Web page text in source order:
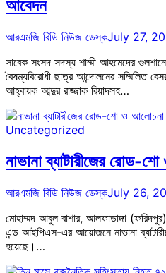
আবেদন
আরএমজি বিডি নিউজ ডেস্কJuly 27,
সাবেক সংসদ সদস্য শাম্মী আহমেদের
বৈষম্যবিরোধী ছাত্র আন্দোলনের সম্মিলিত
আহ্বায়ক আব্দুর রাজ্জাক রিয়াদসহ…
Uncategorized
নাভানা ব্যাটারীজের রোড-
আরএমজি বিডি নিউজ ডেস্কJuly 26,
মোহাম্মদ আবুল বাশার, আলফাডাঙ্গা (ফরিদপুর)
এন্ড আইপিএস-এর আয়োজনে নাভানা
হয়েছে।…